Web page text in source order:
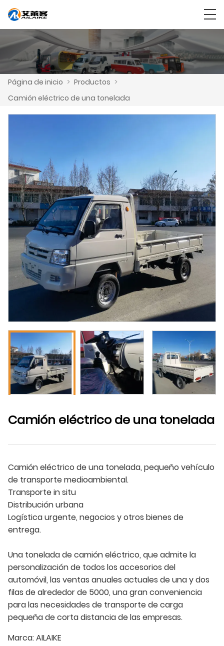
Página de inicio > Productos >
Camión eléctrico de una tonelada
Camión eléctrico de una tonelada
Camión eléctrico de una tonelada, pequeño vehículo
de transporte medioambiental.
Transporte in situ
Distribución urbana
Logística urgente, negocios y otros bienes de
entrega.
Una tonelada de camión eléctrico, que admite la
personalización de todos los accesorios del
automóvil, las ventas anuales actuales de una y dos
filas de alrededor de 5000, una gran conveniencia
para las necesidades de transporte de carga
pequeña de corta distancia de las empresas.
Marca:AILAIKE